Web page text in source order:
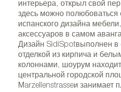
интерьера, открыл свой
здесь можно полюбоваться
испанского дизайна
аксессуаров в самом
Дизайн SidiSpotвыполнен в
отделкой из кирпича и
колоннами, шоурум
центральной городской
Мarzellenstrasseи занимает